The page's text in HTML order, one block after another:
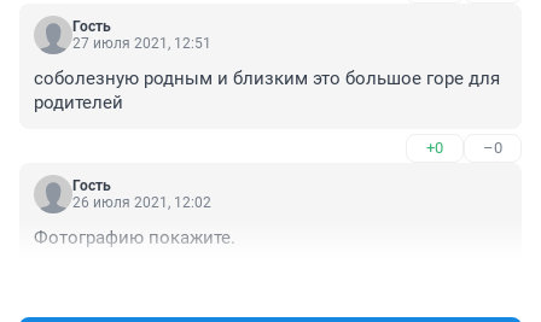
Гость
27 июля 2021, 12:51
соболезную родным и близким это большое горе для
родителей
+0 –0
Гость
26 июля 2021, 12:02
Фотографию покажите.